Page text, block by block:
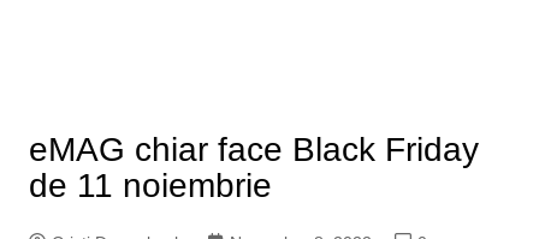
eMAG chiar face Black Friday
de 11 noiembrie